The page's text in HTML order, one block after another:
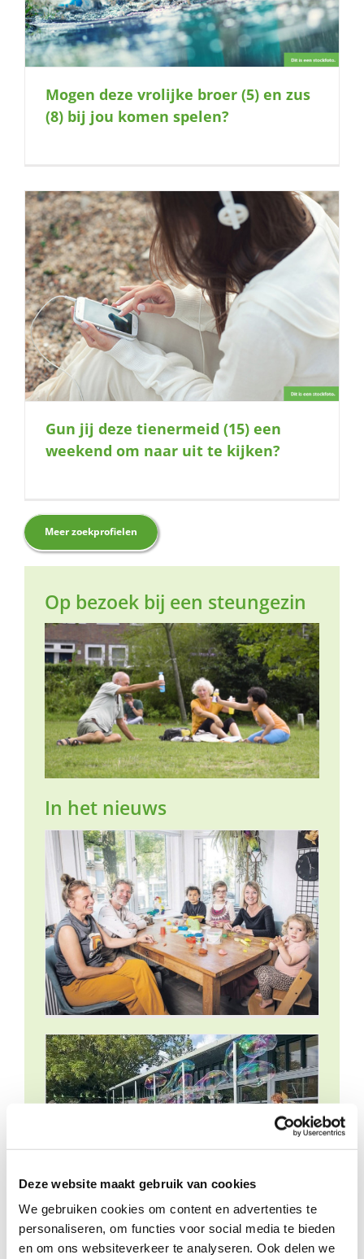
Deze website maakt gebruik van cookies
We gebruiken cookies om content en advertenties te
personaliseren, om functies voor social media te bieden
en om ons websiteverkeer te analyseren. Ook delen we
Mogen deze vrolijke broer (5) en zus
(8) bij jou komen spelen?
Gun jij deze tienermeid (15) een
weekend om naar uit te kijken?
Meer zoekprofielen
Op bezoek bij een steungezin
In het nieuws